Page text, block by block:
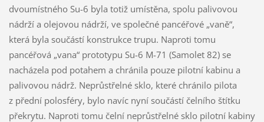
dvoumístného Su-6 byla totiž umístěna, spolu palivovou
nádrží a olejovou nádrží, ve společné pancéřové „vaně“,
která byla součástí konstrukce trupu. Naproti tomu
pancéřová „vana“ prototypu Su-6 M-71 (Samolet 82) se
nacházela pod potahem a chránila pouze pilotní kabinu a
palivovou nádrž. Neprůstřelné sklo, které chránilo pilota
z přední polosféry, bylo navíc nyní součástí čelního štítku
překrytu. Naproti tomu čelní neprůstřelné sklo pilotní kabiny